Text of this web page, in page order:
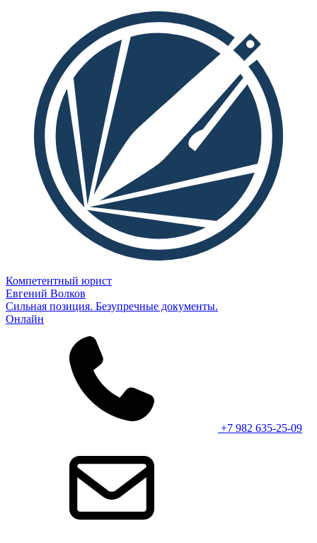
Компетентный юрист
Евгений Волков
Сильная позиция. Безупречные документы.
Онлайн
+7 982 635-25-09